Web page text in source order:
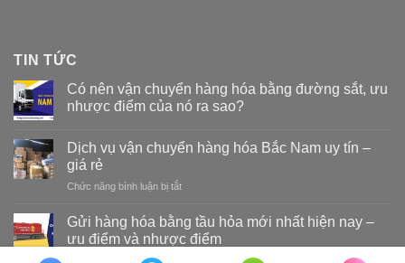
TIN TỨC
Có nên vận chuyển hàng hóa bằng đường sắt, ưu
nhược điểm của nó ra sao?
Dịch vụ vận chuyển hàng hóa Bắc Nam uy tín –
giá rẻ
Chức năng bình luận bị tắt
vụ
vận
chuyển
Gửi hàng hóa bằng tầu hỏa mới nhất hiện nay –
ưu điểm và nhược điểm